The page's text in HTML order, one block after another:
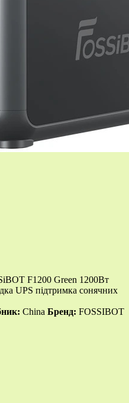
F1200 Green 1200Вт
UPS підтримка сонячних
China Бренд: FOSSIBOT